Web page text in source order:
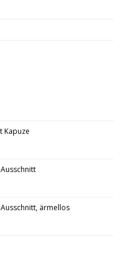
Kapuze
ärmellos